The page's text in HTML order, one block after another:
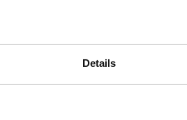
Details